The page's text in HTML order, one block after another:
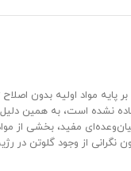
پایه مواد اولیه بدون
نشده است، به همین
مفید، بخشی از
از وجود گلوتن در